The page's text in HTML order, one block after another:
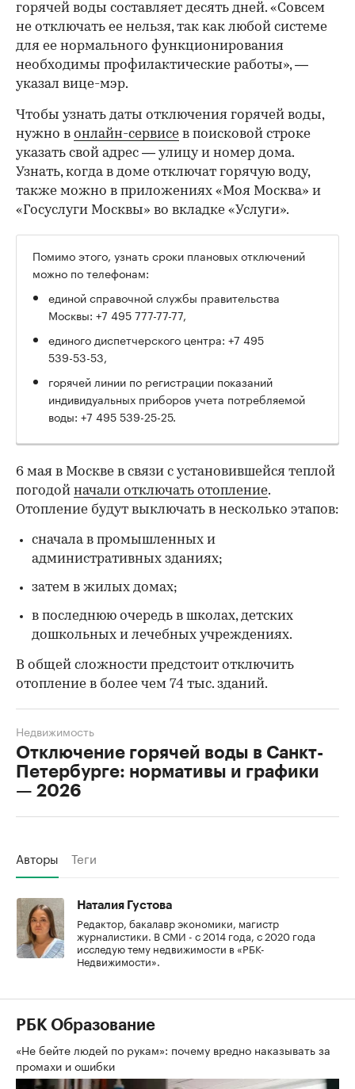
горячей воды составляет десять дней. «Совсем
не отключать ее нельзя, так как любой системе
для ее нормального функционирования
необходимы профилактические работы», —
указал вице-мэр.
00:00
Чтобы узнать даты отключения горячей воды,
нужно в онлайн-сервисе в поисковой строке
указать свой адрес — улицу и номер дома.
Узнать, когда в доме отключат горячую воду,
также можно в приложениях «Моя Москва» и
«Госуслуги Москвы» во вкладке «Услуги».
Помимо этого, узнать сроки плановых отключений
можно по телефонам:
единой справочной службы правительства
Москвы: +7 495 777⁠-77⁠-77,
единого диспетчерского центра: +7 495
539⁠-53⁠-53,
горячей линии по регистрации показаний
индивидуальных приборов учета потребляемой
воды: +7 495 539⁠-25⁠-25.
6 мая в Москве в связи с установившейся теплой
погодой начали отключать отопление.
Отопление будут выключать в несколько этапов:
сначала в промышленных и
административных зданиях;
затем в жилых домах;
в последнюю очередь в школах, детских
дошкольных и лечебных учреждениях.
В общей сложности предстоит отключить
отопление в более чем 74 тыс. зданий.
Отключение горячей воды в Санкт-
Петербурге: нормативы и графики
— 2026
Недвижимость
Авторы Теги
Наталия Густова
Редактор, бакалавр экономики, магистр
журналистики. В СМИ - с 2014 года, с 2020 года
исследую тему недвижимости в «РБК-
Недвижимости».
РБК Образование
«Не бейте людей по рукам»: почему вредно наказывать за
промахи и ошибки